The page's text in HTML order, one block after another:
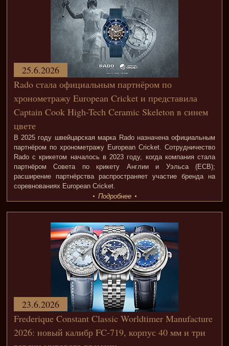
Rado стала официальным партнёром по
хронометражу European Cricket и представила
Captain Cook High-Tech Ceramic Skeleton в синем
цвете
В 2025 году швейцарская марка Rado назначена официальным
партнёром по хронометражу European Cricket. Сотрудничество
Rado с крикетом началось в 2023 году, когда компания стала
партнёром Совета по крикету Англии и Уэльса (ECB);
расширение партнёрства распространяет участие бренда на
соревнованиях European Cricket.
25.6.2026
Подробнее
Frederique Constant Classic Worldtimer Manufacture
2026: новый калибр FC-719, корпус 40 мм и три
23.6.2026